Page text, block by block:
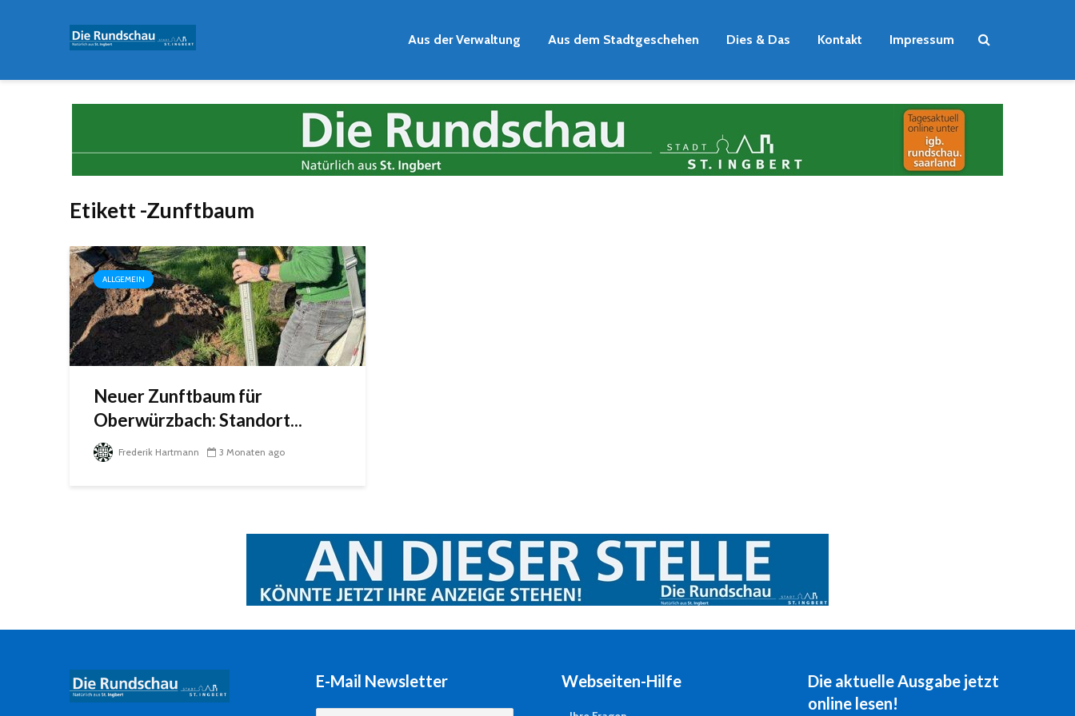
Aus der Verwaltung Aus dem Stadtgeschehen Dies & Das Kontakt Impressum
Etikett -Zunftbaum
ALLGEMEIN
Neuer Zunftbaum für
Oberwürzbach: Standort...
Frederik Hartmann 3 Monaten ago
E-Mail Newsletter Webseiten-Hilfe
Die aktuelle Ausgabe jetzt
online lesen!